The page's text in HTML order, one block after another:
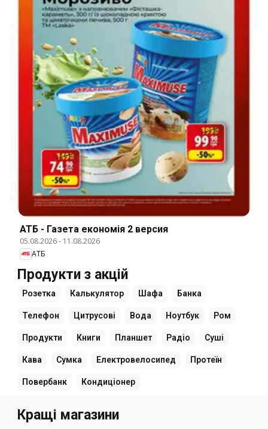
АТБ - Газета економія 2 версия
05.08.2026- 11.08.2026
АТБ
Продукти з акцій
Розетка Калькулятор Шафа Банка
Телефон Цитрусові Вода Ноутбук Ром
Продукти Книги Планшет Радіо Суші
Кава Сумка Електровелосипед Протеїн
Повербанк Кондиціонер
Кращі магазини